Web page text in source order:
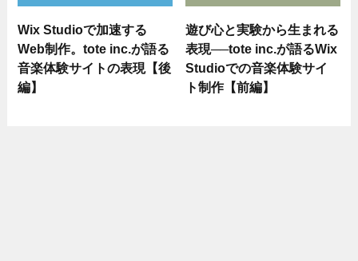
Wix Studioで加速する
Web制作。tote inc.が語る
音楽体験サイトの表現【後
編】
遊び心と実験から生まれる
表現──tote inc.が語るWix
Studioでの音楽体験サイ
ト制作【前編】